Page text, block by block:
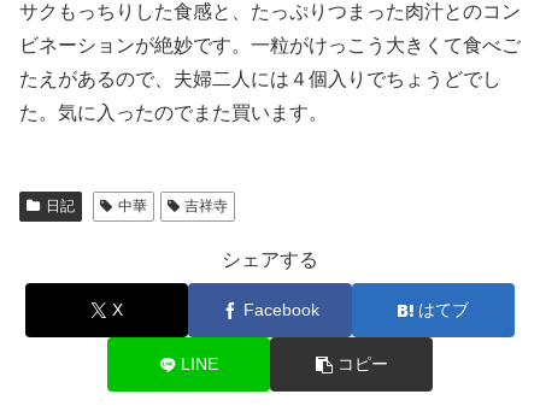
サクもっちりした食感と、たっぷりつまった肉汁とのコン
ビネーションが絶妙です。一粒がけっこう大きくて食べご
たえがあるので、夫婦二人には４個入りでちょうどでし
た。気に入ったのでまた買います。
日記 中華 吉祥寺
シェアする
X Facebook はてブ
LINE コピー